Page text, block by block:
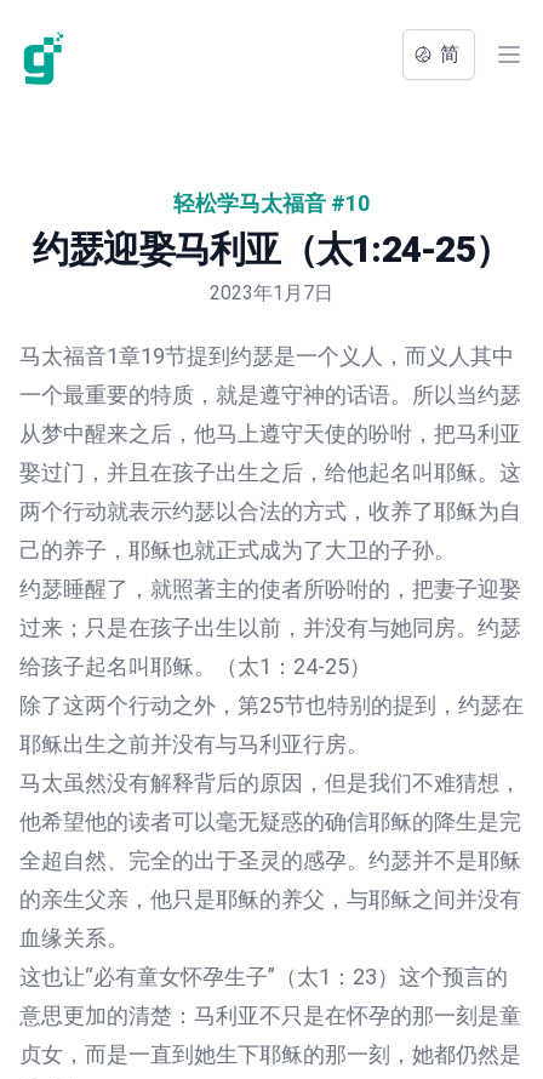
简
轻松学马太福音 #10
约瑟迎娶马利亚（太1:24-25）
2023年1月7日
马太福音1章19节提到约瑟是一个义人，而义人其中
一个最重要的特质，就是遵守神的话语。所以当约瑟
从梦中醒来之后，他马上遵守天使的吩咐，把马利亚
娶过门，并且在孩子出生之后，给他起名叫耶稣。这
两个行动就表示约瑟以合法的方式，收养了耶稣为自
己的养子，耶稣也就正式成为了大卫的子孙。
约瑟睡醒了，就照著主的使者所吩咐的，把妻子迎娶
过来；只是在孩子出生以前，并没有与她同房。约瑟
给孩子起名叫耶稣。（太1：24-25）
除了这两个行动之外，第25节也特别的提到，约瑟在
耶稣出生之前并没有与马利亚行房。
马太虽然没有解释背后的原因，但是我们不难猜想，
他希望他的读者可以毫无疑惑的确信耶稣的降生是完
全超自然、完全的出于圣灵的感孕。约瑟并不是耶稣
的亲生父亲，他只是耶稣的养父，与耶稣之间并没有
血缘关系。
这也让“必有童女怀孕生子”（太1：23）这个预言的
意思更加的清楚：马利亚不只是在怀孕的那一刻是童
贞女，而是一直到她生下耶稣的那一刻，她都仍然是